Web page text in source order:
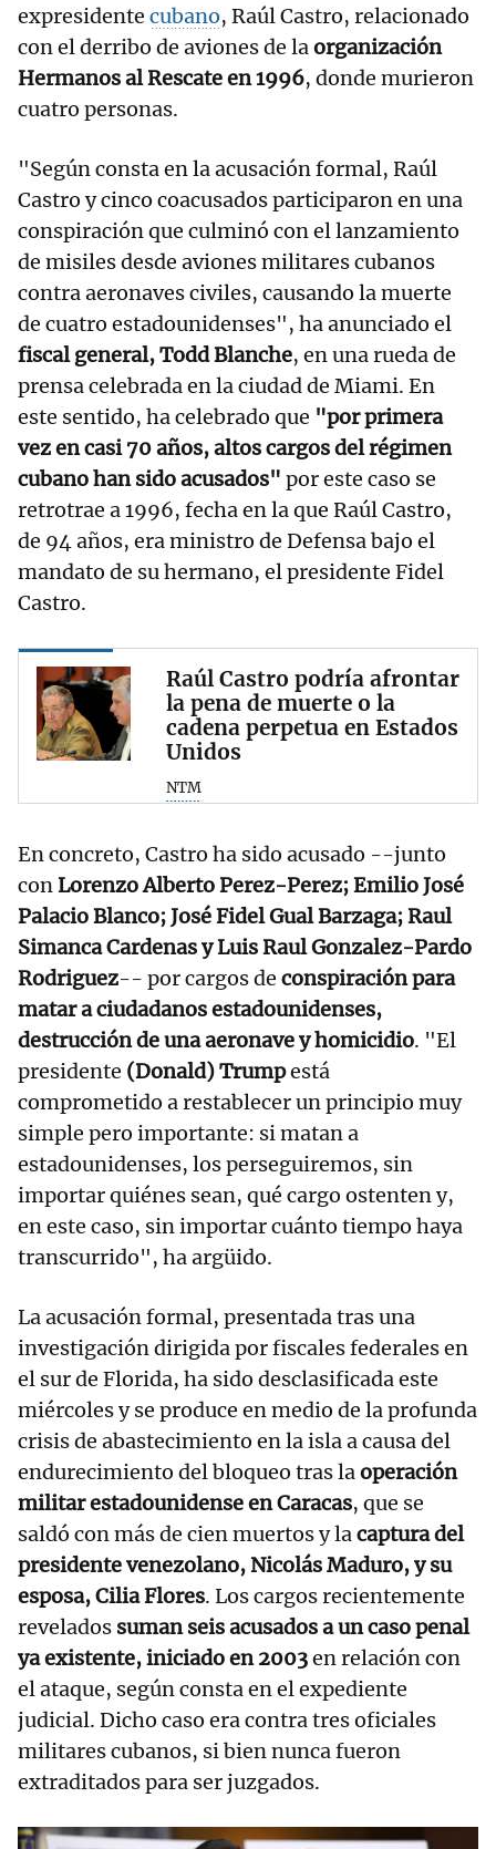
expresidente cubano, Raúl Castro, relacionado
con el derribo de aviones de laorganización
Hermanos al Rescate en 1996, donde murieron
cuatro personas.
"Según consta en la acusación formal, Raúl
Castro y cinco coacusados participaron en una
conspiración que culminó con el lanzamiento
de misiles desde aviones militares cubanos
contra aeronaves civiles, causando la muerte
de cuatro estadounidenses", ha anunciado el
fiscal general, Todd Blanche, en una rueda de
prensa celebrada en la ciudad de Miami. En
este sentido, ha celebrado que "por primera
vez en casi 70 años, altos cargos del régimen
cubano han sido acusados" por este caso se
retrotrae a 1996, fecha en la que Raúl Castro,
de 94 años, era ministro de Defensa bajo el
mandato de su hermano, el presidente Fidel
Castro.
Raúl Castro podría afrontar
la pena de muerte o la
cadena perpetua en Estados
Unidos
NTM
En concreto, Castro ha sido acusado --junto
conLorenzo Alberto Perez-Perez; Emilio José
Palacio Blanco; José Fidel Gual Barzaga; Raul
Simanca Cardenas y Luis Raul Gonzalez-Pardo
Rodriguez-- por cargos de conspiración para
matar a ciudadanos estadounidenses,
destrucción de una aeronave y homicidio. "El
presidente (Donald) Trumpestá
comprometido a restablecer un principio muy
simple pero importante: si matan a
estadounidenses, los perseguiremos, sin
importar quiénes sean, qué cargo ostenten y,
en este caso, sin importar cuánto tiempo haya
transcurrido", ha argüido.
La acusación formal, presentada tras una
investigación dirigida por fiscales federales en
el sur de Florida, ha sido desclasificada este
miércoles y se produce en medio de la profunda
crisis de abastecimiento en la isla a causa del
endurecimiento del bloqueo tras laoperación
militar estadounidense en Caracas, que se
saldó con más de cien muertos y lacaptura del
presidente venezolano, Nicolás Maduro, y su
esposa, Cilia Flores. Los cargos recientemente
revelados suman seis acusados a un caso penal
ya existente, iniciado en 2003en relación con
el ataque, según consta en el expediente
judicial. Dicho caso era contra tres oficiales
militares cubanos, si bien nunca fueron
extraditados para ser juzgados.